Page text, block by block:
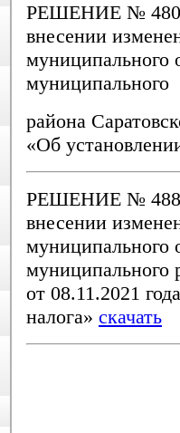
РЕШЕНИЕ № 480-
внесении
муниципального
муниципального
района
«Об
РЕШЕНИЕ №
внесении
муниципального
муниципального
от 08.11.2021
налога» скачать